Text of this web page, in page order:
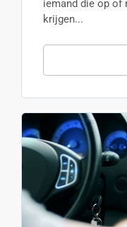
iemand die op of
krijgen...